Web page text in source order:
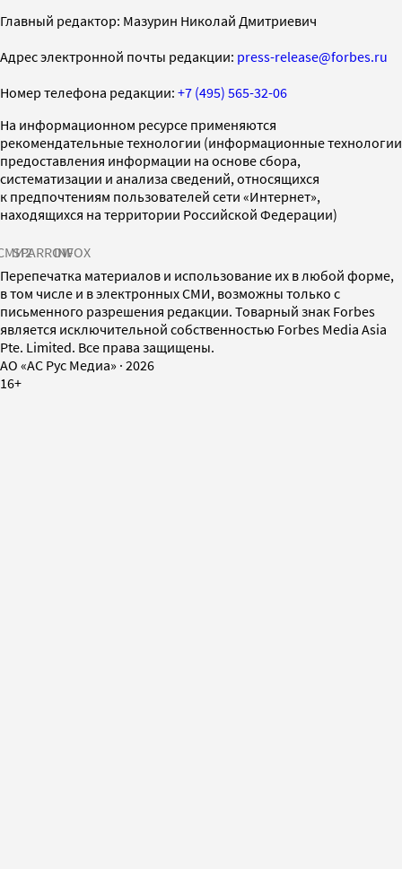
Главный редактор: Мазурин Николай Дмитриевич
Адрес электронной почты редакции: press-release@forbes.ru
Номер телефона редакции: +7 (495) 565-32-06
На информационном ресурсе применяются
рекомендательные технологии (информационные технологии
предоставления информации на основе сбора,
систематизации и анализа сведений, относящихся
к предпочтениям пользователей сети «Интернет»,
находящихся на территории Российской Федерации)
SPARROWINFOX
Перепечатка материалов и использование их в любой форме,
в том числе и в электронных СМИ, возможны только с
письменного разрешения редакции. Товарный знак Forbes
является исключительной собственностью Forbes Media Asia
Pte. Limited. Все права защищены.
AO «АС Рус Медиа» · 2026
16+